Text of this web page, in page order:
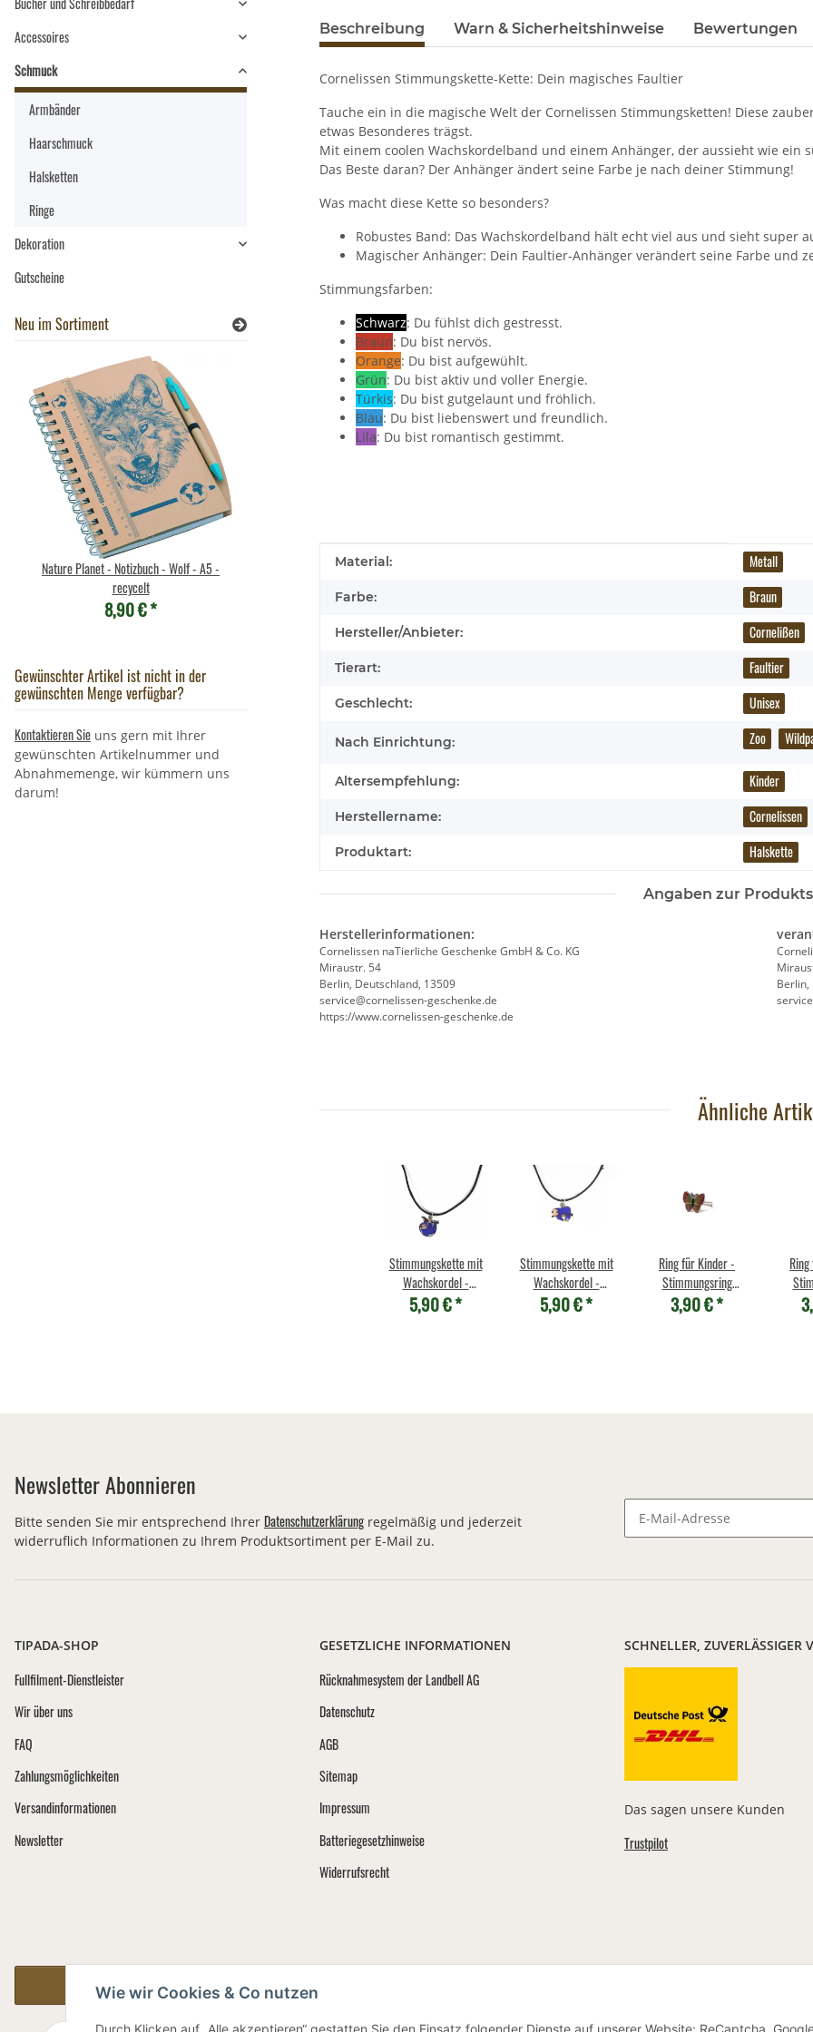
Wie wir Cookies & Co nutzen
Durch Klicken auf „Alle akzeptieren“ gestatten Sie den Einsatz folgender Dienste auf unserer Website: ReCaptcha,
Beschreibung Warn & Sicherheitshinweise Bewertungen
Cornelissen Stimmungskette-Kette: Dein magisches Faultier
Tauche ein in die magische Welt der Cornelissen Stimmungsketten! Diese
etwas Besonderes trägst.
Mit einem coolen Wachskordelband und einem Anhänger, der aussieht wie ein
Das Beste daran? Der Anhänger ändert seine Farbe je nach deiner Stimmung!
Was macht diese Kette so besonders?
Robustes Band: Das Wachskordelband hält echt viel aus und sieht super
Magischer Anhänger: Dein Faultier-Anhänger verändert seine Farbe und
Stimmungsfarben:
Schwarz: Du fühlst dich gestresst.
Braun: Du bist nervös.
Orange: Du bist aufgewühlt.
Grün: Du bist aktiv und voller Energie.
Türkis: Du bist gutgelaunt und fröhlich.
Blau: Du bist liebenswert und freundlich.
Lila: Du bist romantisch gestimmt.
Produkteigenschaft
Wert
Material: Metall
Farbe: Braun
Hersteller/Anbieter: Cornelißen
Tierart: Faultier
Geschlecht: Unisex
Nach Einrichtung: Zoo
Altersempfehlung: Kinder
Herstellername: Cornelissen
Produktart: Halskette
Angaben zur
Herstellerinformationen:
Cornelissen naTierliche Geschenke GmbH & Co. KG
Miraustr. 54
Berlin, Deutschland, 13509
service@cornelissen-geschenke.de
https://www.cornelissen-geschenke.de
Berlin,
Ähnliche
Stimmungskette mit
Wachskordel -
Faultier hängend
5,90 €*
Stimmungskette mit
Wachskordel -
Faultier müde
5,90 €*
Ring für Kinder -
Stimmungsring
Schmetterling Motiv 1
3,90 €*
Accessoires
Schmuck
Armbänder
Haarschmuck
Halsketten
Ringe
Dekoration
Gutscheine
Neu im Sortiment
Nature Planet - Notizbuch - Wolf - A5 -
recycelt
8,90 €*
Wild Republic - Kuscheltier - ECO
Cuddlekins - Blobfisch
21,90 €
Nature Planet -
Gewünschter Artikel ist nicht in der
gewünschten Menge verfügbar?
Kontaktieren Sie uns gern mit Ihrer
gewünschten Artikelnummer und
Abnahmemenge, wir kümmern uns
darum!
Newsletter Abonnieren
Bitte senden Sie mir entsprechend Ihrer Datenschutzerklärung regelmäßig und jederzeit
widerruflich Informationen zu Ihrem Produktsortiment per E-Mail zu.
TIPADA-SHOP
Fullfilment-Dienstleister
Wir über uns
FAQ
Zahlungsmöglichkeiten
Versandinformationen
Newsletter
GESETZLICHE INFORMATIONEN
Rücknahmesystem der Landbell AG
Datenschutz
AGB
Sitemap
Impressum
Batteriegesetzhinweise
Widerrufsrecht
SCHNELLER, ZUVERLÄSSIGER
Das sagen unsere Kunden
Trustpilot
Vertrag widerrufen